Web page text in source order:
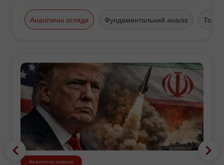
Аналітичні огляди Фундаментальний аналіз
Аналітичні новини